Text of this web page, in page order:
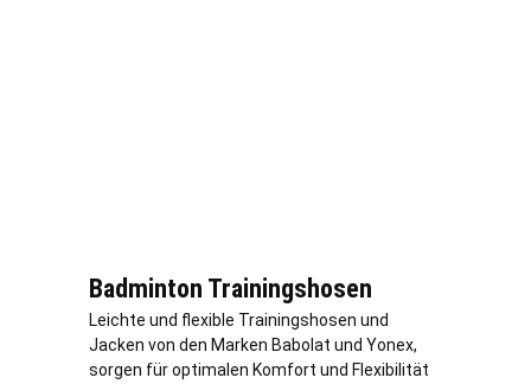
Badminton Trainingshosen
Leichte und flexible Trainingshosen und
Jacken von den Marken Babolat und Yonex,
sorgen für optimalen Komfort und Flexibilität